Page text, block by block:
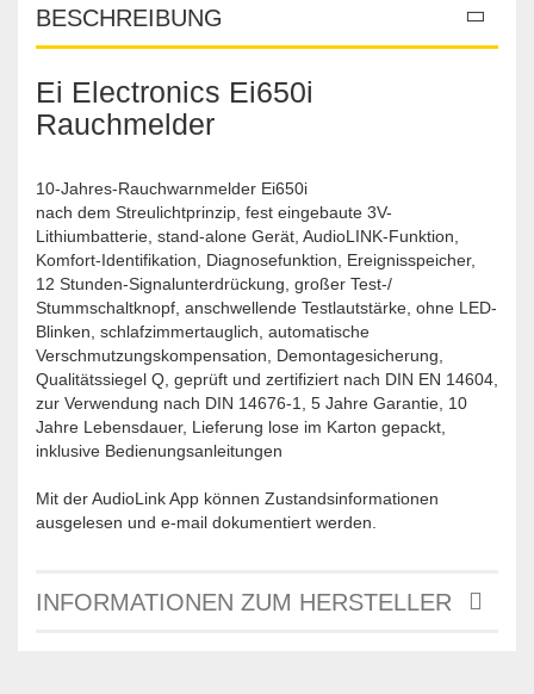
BESCHREIBUNG
Ei Electronics Ei650i
Rauchmelder
10-Jahres-Rauchwarnmelder Ei650i
nach dem Streulichtprinzip, fest eingebaute 3V-
Lithiumbatterie, stand-alone Gerät, AudioLINK-Funktion,
Komfort-Identifikation, Diagnosefunktion, Ereignisspeicher,
12 Stunden-Signalunterdrückung, großer Test-/
Stummschaltknopf, anschwellende Testlautstärke, ohne LED-
Blinken, schlafzimmertauglich, automatische
Verschmutzungskompensation, Demontagesicherung,
Qualitätssiegel Q, geprüft und zertifiziert nach DIN EN 14604,
zur Verwendung nach DIN 14676-1, 5 Jahre Garantie, 10
Jahre Lebensdauer, Lieferung lose im Karton gepackt,
inklusive Bedienungsanleitungen
Mit der AudioLink App können Zustandsinformationen
ausgelesen und e-mail dokumentiert werden.
INFORMATIONEN ZUM HERSTELLER